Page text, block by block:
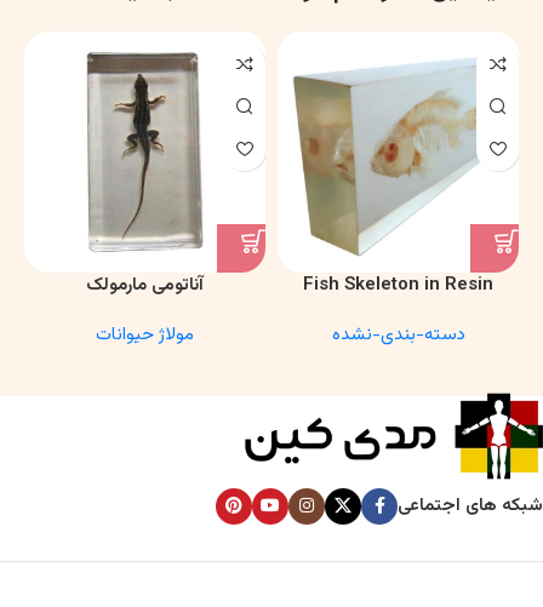
Fish Skeleton in Resin
Anatomy Specimen
دسته-بندی-نشده
آناتومی مارمولک
مولاژ حیوانات
شبکه های اجتماعی